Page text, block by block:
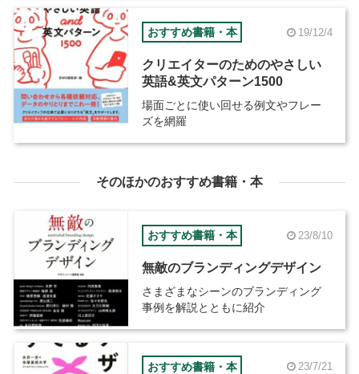
おすすめ書籍・本 19/12/4
クリエイターのためのやさしい
英語&英文パターン1500
場面ごとに使い回せる例文やフレー
ズを網羅
そのほかのおすすめ書籍・本
おすすめ書籍・本 23/8/10
無敵のブランディングデザイン
さまざまなシーンのブランディング
事例を解説とともに紹介
おすすめ書籍・本 23/7/21